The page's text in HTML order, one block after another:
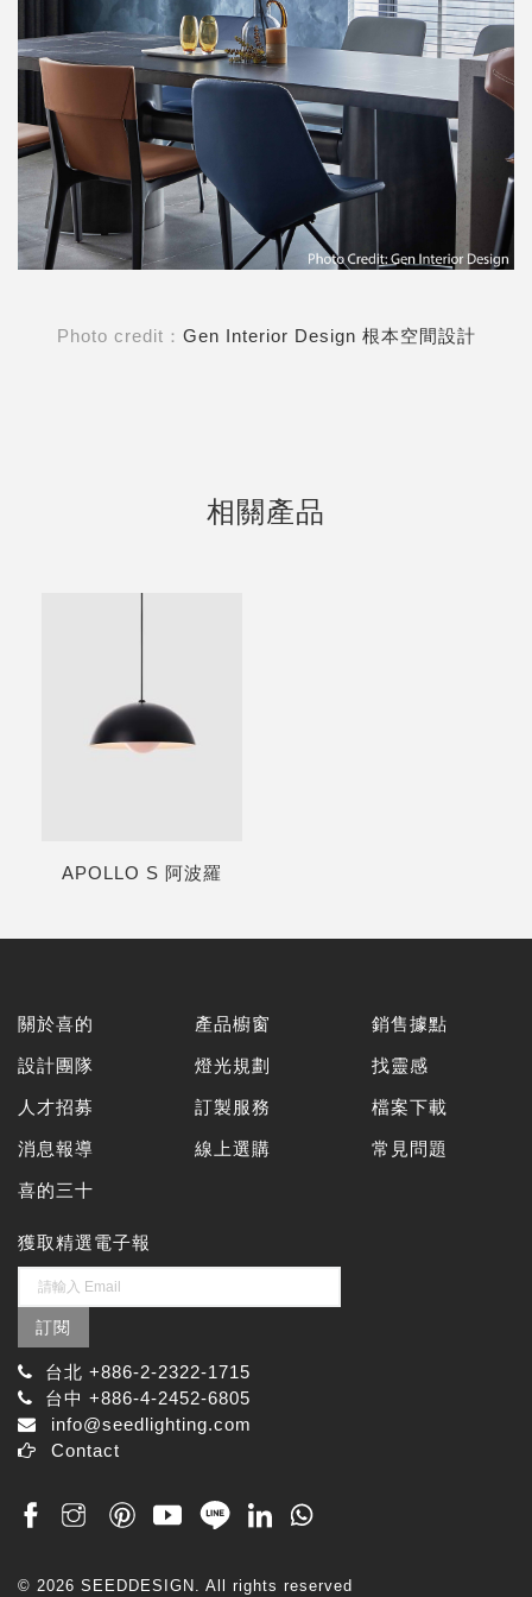
Photo credit： Gen Interior Design 根本空間設計
相關產品
APOLLO S 阿波羅
關於喜的
設計團隊
人才招募
消息報導
喜的三十
產品櫥窗
燈光規劃
訂製服務
線上選購
銷售據點
找靈感
檔案下載
常見問題
獲取精選電子報
訂閱
台北 +886-2-2322-1715
台中 +886-4-2452-6805
info@seedlighting.com
Contact
© 2026 SEEDDESIGN. All rights reserved